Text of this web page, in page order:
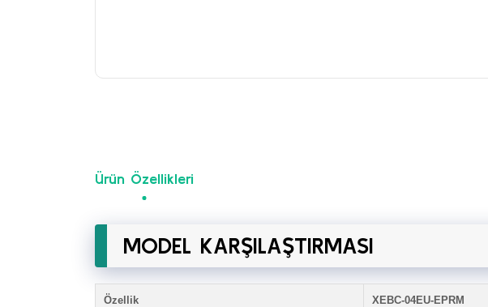
Ürün Özellikleri
MODEL KARŞILAŞTIRMASI
Özellik XEBC-04EU-EPRM